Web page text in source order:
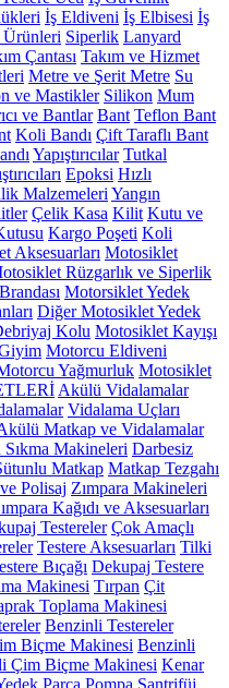
İş Eldiveni İş Elbisesi İş
Siperlik Lanyard
Çantası Takım ve Hizmet
Metre ve Şerit Metre Su
ve Mastikler Silikon Mum
ve Bantlar Bant Teflon Bant
Koli Bandı Çift Taraflı Bant
Yapıştırıcılar Tutkal
Epoksi Hızlı
Malzemeleri Yangın
Çelik Kasa Kilit Kutu ve
Kargo Poşeti Koli
Aksesuarları Motosiklet
Rüzgarlık ve Siperlik
Motorsiklet Yedek
Diğer Motosiklet Yedek
Kolu Motosiklet Kayışı
Motorcu Eldiveni
Yağmurluk Motosiklet
Akülü Vidalamalar
Vidalama Uçları
Matkap ve Vidalamalar
Sıkma Makineleri Darbesiz
Matkap Matkap Tezgahı
Polisaj Zımpara Makineleri
Kağıdı ve Aksesuarları
Testereler Çok Amaçlı
Testere Aksesuarları Tilki
Bıçağı Dekupaj Testere
Makinesi Tırpan Çit
Toplama Makinesi
Benzinli Testereler
Biçme Makinesi Benzinli
Çim Biçme Makinesi Kenar
Parça Pompa Santrifüj